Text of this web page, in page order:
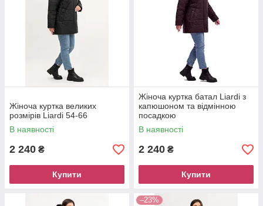
Жіноча куртка великих
розмірів Liardi 54-66
В наявності
2 240 ₴
Купити
Жіноча куртка батал Liardi з
капюшоном та відмінною
посадкою
В наявності
2 240 ₴
Купити
–23%